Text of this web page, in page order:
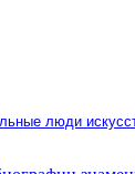
люди